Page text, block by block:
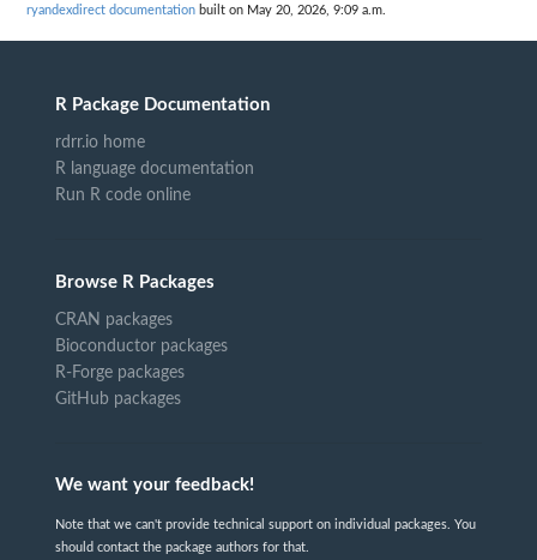
ryandexdirect documentation built on May 20, 2026, 9:09 a.m.
R Package Documentation
rdrr.io home
R language documentation
Run R code online
Browse R Packages
CRAN packages
Bioconductor packages
R-Forge packages
GitHub packages
We want your feedback!
Note that we can't provide technical support on individual packages. You
should contact the package authors for that.